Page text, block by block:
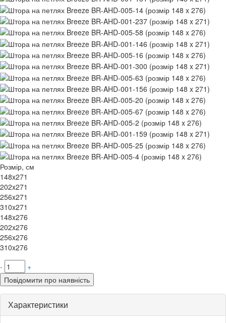
Розмір, см
148x271
202x271
256x271
310x271
148x276
202x276
256x276
310x276
-
+
Повідомити про наявність
Характеристики